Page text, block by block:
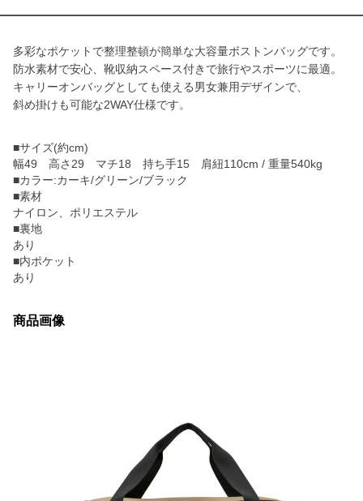
多彩なポケットで整理整頓が簡単な大容量ボストンバッグです。
防水素材で安心、靴収納スペース付きで旅行やスポーツに最適。
キャリーオンバッグとしても使える男女兼用デザインで、
斜め掛けも可能な2WAY仕様です。
■サイズ(約cm)
幅49 高さ29 マチ18 持ち手15 肩紐110cm / 重量540kg
■カラー:カーキ/グリーン/ブラック
■素材
ナイロン、ポリエステル
■裏地
あり
■内ポケット
あり
商品画像